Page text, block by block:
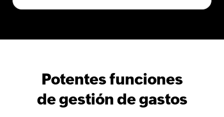
Potentes funciones
de gestión de gastos